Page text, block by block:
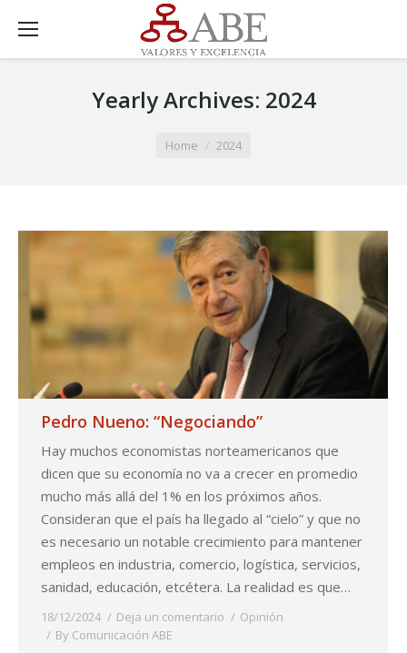
Yearly Archives: 2024
Home 2024
Pedro Nueno: “Negociando”
Hay muchos economistas norteamericanos que
dicen que su economía no va a crecer en promedio
mucho más allá del 1% en los próximos años.
Consideran que el país ha llegado al “cielo” y que no
es necesario un notable crecimiento para mantener
empleos en industria, comercio, logística, servicios,
sanidad, educación, etcétera. La realidad es que…
18/12/2024 Deja un comentario
Opinión
By Comunicación ABE